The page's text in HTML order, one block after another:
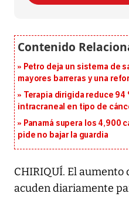
Petro deja un sistema de
mayores barreras y una
Terapia dirigida reduce
intracraneal en tipo de
Panamá supera los 4,900
pide no bajar la guardia
CHIRIQUÍ. El aumento
acuden diariamente